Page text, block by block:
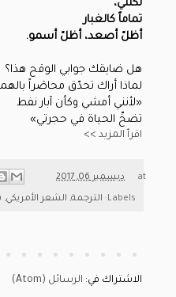
لكنني،
تماماً كالغبار
أظلّ أصعد، أظلّ أسمو.
هل ضايقك جوابي الوقح هذا؟
لماذا أراك تحدّق محاصَراً
«لأنني أمشي وكأن آبار نفط
تضخّ الحياة في حجرتي»
اقرأ المزيد >>
at ديسمبر 06, 2017
Labels: الترجمة, الشعر الأمريكي,
الاشتراك في: الرسائل (Atom)